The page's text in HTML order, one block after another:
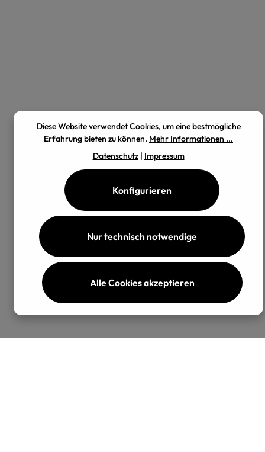
Diese Website verwendet Cookies, um eine bestmögliche
Erfahrung bieten zu können. Mehr Informationen ...
Datenschutz| Impressum
Nur technisch notwendige
Konfigurieren
Alle Cookies akzeptieren